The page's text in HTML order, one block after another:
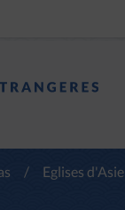
/ Eglises d'Asie